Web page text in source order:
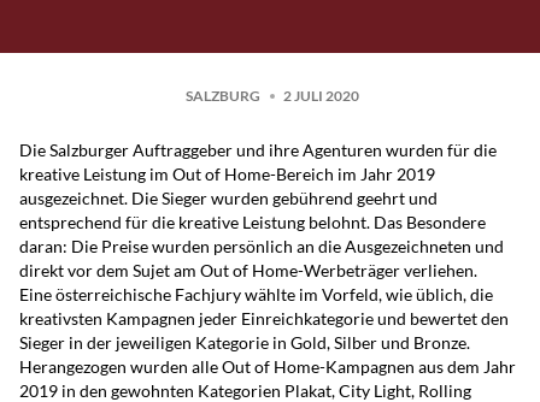
SALZBURG 2 JULI 2020
DieSalzburger Auftraggeber und ihre Agenturen wurden für die
kreative Leistung im Out of Home-Bereich im Jahr 2019
ausgezeichnet. Die Sieger wurden gebührend geehrt und
entsprechend für die kreative Leistung belohnt. Das Besondere
daran: Die Preise wurden persönlich an die Ausgezeichneten und
direkt vor dem Sujet am Out of Home-Werbeträger verliehen.
Eine österreichische Fachjury wählte im Vorfeld, wie üblich, die
kreativsten Kampagnen jeder Einreichkategorie und bewertet den
Sieger in der jeweiligen Kategorie in Gold, Silber und Bronze.
Herangezogen wurden alle Out of Home-Kampagnen aus dem Jahr
2019 in den gewohnten Kategorien Plakat, City Light, Rolling